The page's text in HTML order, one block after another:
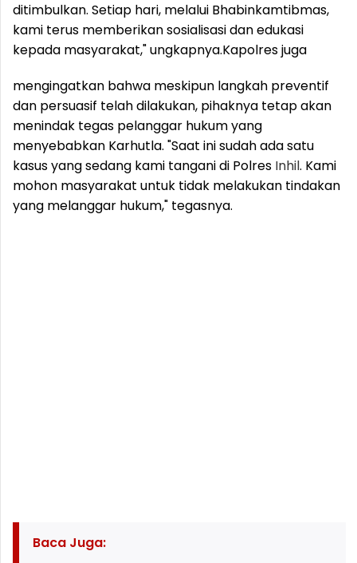
ditimbulkan. Setiap hari, melalui Bhabinkamtibmas,
kami terus memberikan sosialisasi dan edukasi
kepada masyarakat," ungkapnya.Kapolres juga
mengingatkan bahwa meskipun langkah preventif
dan persuasif telah dilakukan, pihaknya tetap akan
menindak tegas pelanggar hukum yang
menyebabkan Karhutla. "Saat ini sudah ada satu
kasus yang sedang kami tangani di Polres Inhil. Kami
mohon masyarakat untuk tidak melakukan tindakan
yang melanggar hukum," tegasnya.
Baca Juga: